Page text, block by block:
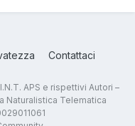
Contattaci
APS e rispettivi Autori –
Naturalistica Telematica